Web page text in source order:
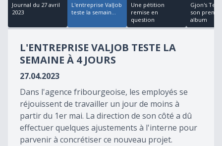
18
minutes,
seconds
Journal du 27 avril
2023
L'entreprise ValJob
teste la semain...
Une pétition
remise en
question
Gjon's
son
album
L'ENTREPRISE VALJOB TESTE LA
SEMAINE À 4 JOURS
27.04.2023
Dans l'agence fribourgeoise, les employés se
réjouissent de travailler un jour de moins à
partir du 1er mai. La direction de son côté a dû
effectuer quelques ajustements à l'interne pour
parvenir à concrétiser ce nouveau projet.